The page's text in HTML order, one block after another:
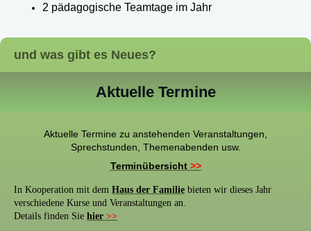
2 pädagogische Teamtage im Jahr
und was gibt es Neues?
Aktuelle Termine
Aktuelle Termine zu anstehenden Veranstaltungen,
Sprechstunden, Themenabenden usw.
Terminübersicht >>
In Kooperation mit dem Haus der Familie bieten wir dieses Jahr
verschiedene Kurse und Veranstaltungen an.
Details finden Sie hier >>